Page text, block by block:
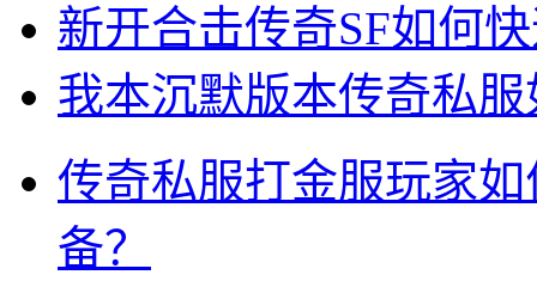
新开合击传奇SF如何
我本沉默版本传奇私
传奇私服打金服玩家
备？